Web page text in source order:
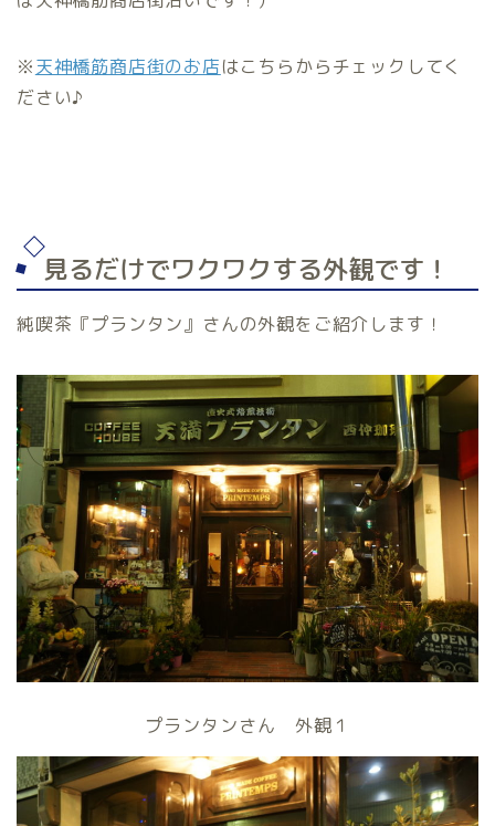
※天神橋筋商店街のお店はこちらからチェックしてく
ださい♪
見るだけでワクワクする外観です！
純喫茶『プランタン』さんの外観をご紹介します！
プランタンさん 外観１